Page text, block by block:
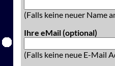
(Falls keine neuer Name
Ihre eMail (optional)
(Falls keine neue E-Mail